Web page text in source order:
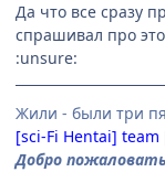
Да что все сразу
спрашивал про
:unsure:
Жили - были три
[sci-Fi Hentai] team
Добро